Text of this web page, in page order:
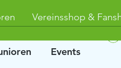
Vereinsshop &
Events